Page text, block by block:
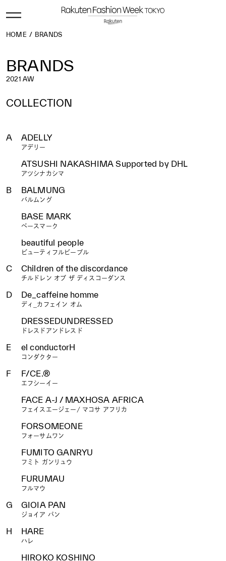
HOME BRANDS
BRANDS
2021 AW
COLLECTION
2022 A/W 2022 S/S
2020 S/S
2019 A/W
2015 S/S
2014 A/W 2014 S/S 2013 A/W
2013 S/S
2012 A/W
2012 S/S
2007 A/W
2007 S/S
A ADELLY
アデリー
ATSUSHI NAKASHIMA Supported by DHL
アツシナカシマ
B BALMUNG
バルムング
BASE MARK
ベースマーク
beautiful people
ビューティフルピープル
C Children of the discordance
チルドレン オブ ザ ディスコーダンス
D De_caffeine homme
ディ_カフェイン オム
DRESSEDUNDRESSED
ドレスドアンドレスド
E el conductorH
コンダクター
F F/CE.®
エフシーイー
FACE A-J / MAXHOSA AFRICA
フェイスエージェー/ マコサ アフリカ
FORSOMEONE
フォーサムワン
FUMITO GANRYU
フミト ガンリュウ
FURUMAU
フルマウ
G GIOIA PAN
ジョイア パン
H HARE
ハレ
HIROKO KOSHINO